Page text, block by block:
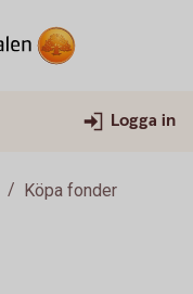
Logga in
Köpa fonder